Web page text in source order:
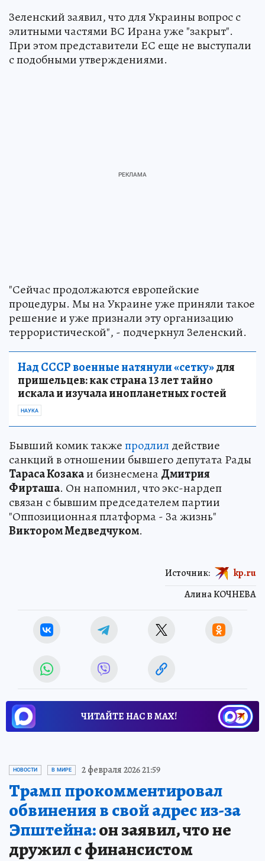
Зеленский заявил, что для Украины вопрос с
элитными частями ВС Ирана уже "закрыт".
При этом представители ЕС еще не выступали
с подобными утверждениями.
"Сейчас продолжаются европейские
процедуры. Мы на Украине уже приняли такое
решение и уже признали эту организацию
террористической", - подчеркнул Зеленский.
Над СССР военные натянули «сетку»для
пришельцев: как страна 13 лет тайно
искала и изучала инопланетных гостей
НАУКА
Бывший комик такжепродлил действие
санкций в отношении бывшего депутата Рады
Тараса Козакаи бизнесменаДмитрия
Фирташа. Он напомнил, что экс-нардеп
связан с бывшим председателем партии
"Оппозиционная платформа - За жизнь"
Виктором Медведчуком.
Алина КОЧНЕВА
Источник: kp.ru
ЧИТАЙТЕ НАС В МАХ!
НОВОСТИ В МИРЕ 2 февраля 2026 21:59
Трамп прокомментировал
обвинения в свой адрес из-за
Эпштейна:он заявил, что не
дружил с финансистом